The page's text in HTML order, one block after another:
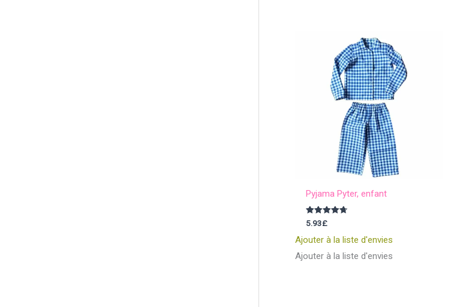
Pyjama Pyter, enfant
Note
4.75
sur 5
5.93£
Ajouter à la liste d'envies
Ajouter à la liste d'envies